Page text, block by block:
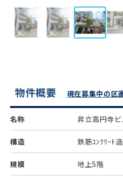
物件概要 現在募集中の区
名称 昇立高円寺ビ
構造 鉄筋ｺﾝｸﾘｰﾄ造
規模 地上5階